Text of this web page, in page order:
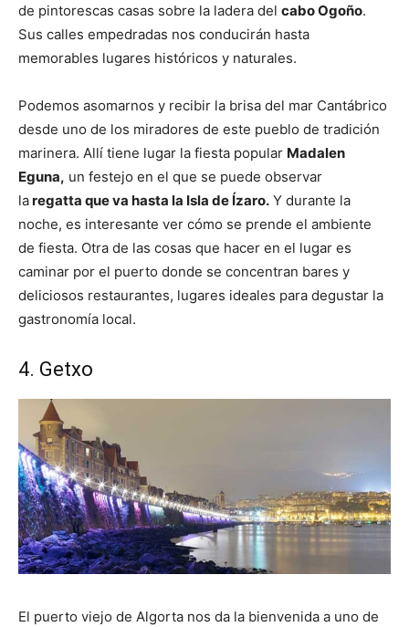
de pintorescas casas sobre la ladera del cabo Ogoño.
Sus calles empedradas nos conducirán hasta
memorables lugares históricos y naturales.
Podemos asomarnos y recibir la brisa del mar Cantábrico
desde uno de los miradores de este pueblo de tradición
marinera. Allí tiene lugar la fiesta popular Madalen
Eguna, un festejo en el que se puede observar
laregatta que va hasta la Isla de Ízaro. Y durante la
noche, es interesante ver cómo se prende el ambiente
de fiesta. Otra de las cosas que hacer en el lugar es
caminar por el puerto donde se concentran bares y
deliciosos restaurantes, lugares ideales para degustar la
gastronomía local.
4. Getxo
El puerto viejo de Algorta nos da la bienvenida a uno de